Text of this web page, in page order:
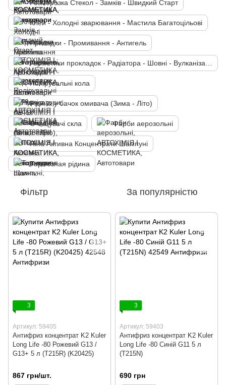
Розморозка Стекол - Замків - Швидкий Старт
Клей - Холодні зварювання - Мастила Багатоцільові
Присадки - Промивання - Антигель
Полірувальні кола
Рідина у бачок омивача (Зима - Літо)
Очищувачі скла Фарби аерозольні
Піна Активна Концентрати Шампуні
Тормозная рідина
Фільтр За популярністю
3
Артикул: 59405
Антифриз концентрат K2 Kuler
Long Life -80 Рожевий G13 /
G13+ 5 л (T215R) (K20425)
867 грн/шт.
3
Артикул: 59403
Антифриз концентрат K2 Kuler
Long Life -80 Синій G11 5 л
(T215N)
690 грн